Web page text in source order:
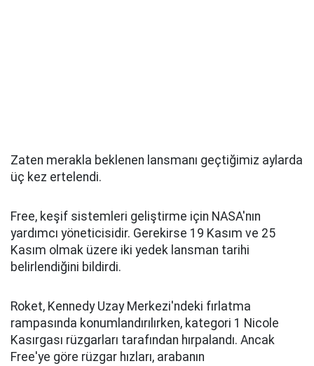
Zaten merakla beklenen lansmanı geçtiğimiz aylarda
üç kez ertelendi.
Free, keşif sistemleri geliştirme için NASA'nın
yardımcı yöneticisidir. Gerekirse 19 Kasım ve 25
Kasım olmak üzere iki yedek lansman tarihi
belirlendiğini bildirdi.
Roket, Kennedy Uzay Merkezi'ndeki fırlatma
rampasında konumlandırılırken, kategori 1 Nicole
Kasırgası rüzgarları tarafından hırpalandı. Ancak
Free'ye göre rüzgar hızları, arabanın